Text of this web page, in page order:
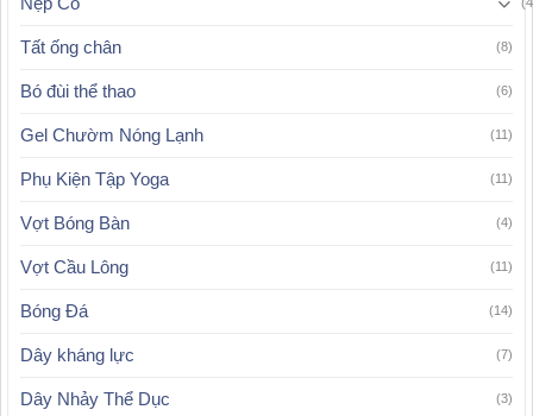
Tất ống chân (8)
Bó đùi thể thao (6)
Gel Chườm Nóng Lạnh (11)
Phụ Kiện Tập Yoga (11)
Vợt Bóng Bàn (4)
Vợt Cầu Lông (11)
Bóng Đá (14)
Dây kháng lực (7)
Dây Nhảy Thể Dục (3)